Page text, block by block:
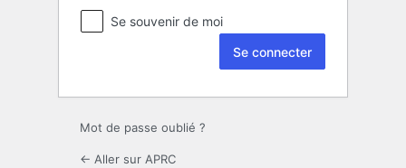
Se souvenir de moi
Mot de passe oublié ?
← Aller sur APRC